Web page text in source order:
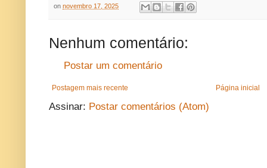
onnovembro 17, 2025
Nenhum comentário:
Postar um comentário
Postagem mais recente Página inicial
Assinar: Postar comentários (Atom)